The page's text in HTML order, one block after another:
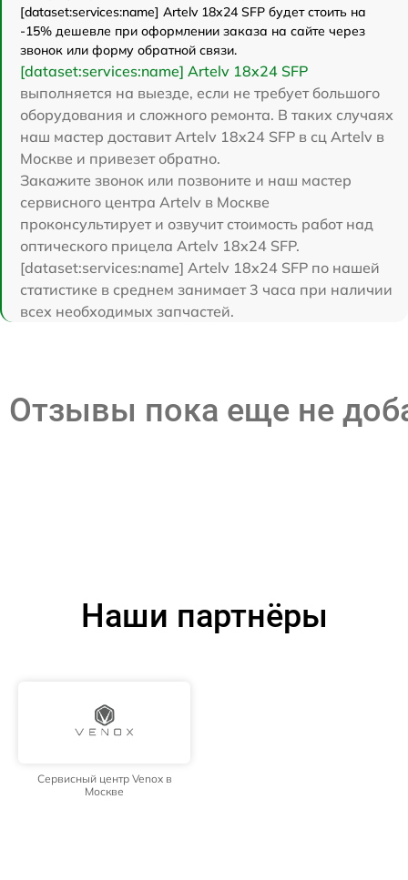
[dataset:services:name] Artelv 18x24 SFP будет стоить на
-15% дешевле при оформлении заказа на сайте через
звонок или форму обратной связи.
[dataset:services:name] Artelv 18x24 SFP
выполняется на выезде, если не требует большого
оборудования и сложного ремонта. В таких случаях
наш мастер доставит Artelv 18x24 SFP в сц Artelv в
Москве и привезет обратно.
Закажите звонок или позвоните и наш мастер
сервисного центра Artelv в Москве
проконсультирует и озвучит стоимость работ над
оптического прицела Artelv 18x24 SFP.
[dataset:services:name] Artelv 18x24 SFP по нашей
статистике в среднем занимает 3 часа при наличии
всех необходимых запчастей.
Отзывы пока еще не
Наши партнёры
Сервисный центр Venox в
Москве